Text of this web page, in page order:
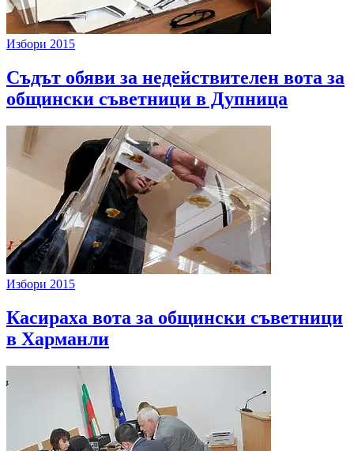
Избори 2015
Съдът обяви за недействителен вота за
общински съветници в Дупница
Избори 2015
Касираха вота за общински съветници
в Харманли